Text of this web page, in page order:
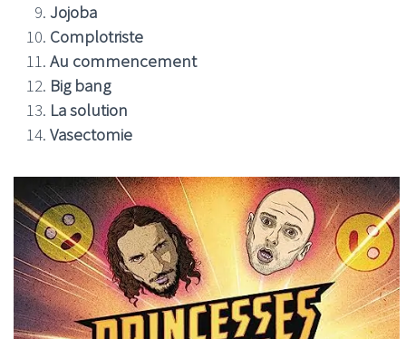
Jojoba
Complotriste
Au commencement
Big bang
La solution
Vasectomie